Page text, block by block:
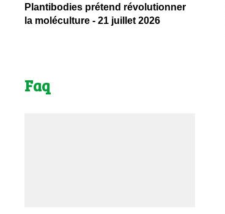
Plantibodies prétend révolutionner
la moléculture - 21 juillet 2026
Faq